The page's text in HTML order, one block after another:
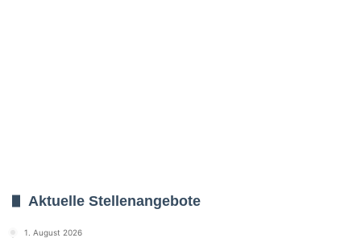
Aktuelle Stellenangebote
1. August 2026